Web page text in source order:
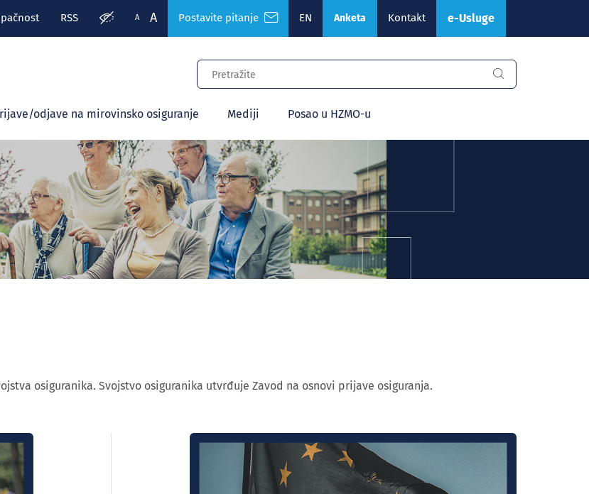
RSS A A Postavite pitanje EN Anketa Kontakt e-Usluge
odjave na mirovinsko osiguranje Mediji Posao u HZMO-u
osiguranika. Svojstvo osiguranika utvrđuje Zavod na osnovi prijave osiguranja.